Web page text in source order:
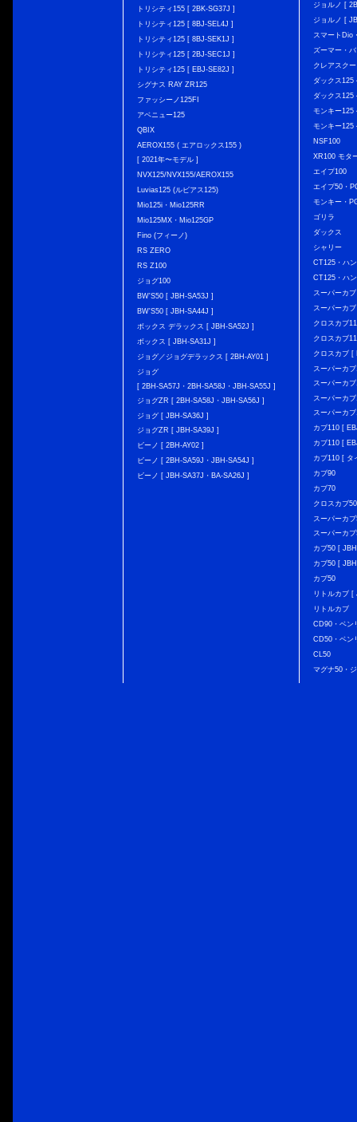
トリシティ155 [ 2BK-SG37J ]
トリシティ125 [ 8BJ-SEL4J ]
トリシティ125 [ 8BJ-SEK1J ]
トリシティ125 [ 2BJ-SEC1J ]
トリシティ125 [ EBJ-SE82J ]
シグナス RAY ZR125
ファッシーノ125FI
アベニュー125
QBIX
AEROX155 ( エアロックス155 )
[ 2021年〜モデル ]
NVX125/NVX155/AEROX155
Luvias125 (ルビアス125)
Mio125i・Mio125RR
Mio125MX・Mio125GP
Fino (フィーノ)
RS ZERO
RS Z100
ジョグ100
BW'S50 [ JBH-SA53J ]
BW'S50 [ JBH-SA44J ]
ボックス デラックス [ JBH-SA52J ]
ボックス [ JBH-SA31J ]
ジョグ／ジョグデラックス [ 2BH-AY01 ]
ジョグ
[ 2BH-SA57J・2BH-SA58J・JBH-SA55J ]
ジョグZR [ 2BH-SA58J・JBH-SA56J ]
ジョグ [ JBH-SA36J ]
ジョグZR [ JBH-SA39J ]
ビーノ [ 2BH-AY02 ]
ビーノ [ 2BH-SA59J・JBH-SA54J ]
ビーノ [ JBH-SA37J・BA-SA26J ]
ジョルノ [
ジョルノ [
スマートDio
ズーマー・
クレアスク
ダックス
ダックス
モンキー
モンキー125
NSF100
XR100 モタ
エイプ100
エイプ50・
モンキー・
ゴリラ
ダックス
シャリー
CT125・ハ
CT125・ハ
スーパーカ
スーパーカ
クロスカブ
クロスカブ
クロスカブ [
スーパーカ
スーパーカ
スーパーカ
スーパーカ
カブ110 [
カブ110 [
カブ110 [ タ
カブ90
カブ70
クロスカブ
スーパーカ
スーパーカ
カブ50 [
カブ50 [
カブ50
リトルカブ
リトルカブ
CD90・ベン
CD50・ベン
CL50
マグナ50・